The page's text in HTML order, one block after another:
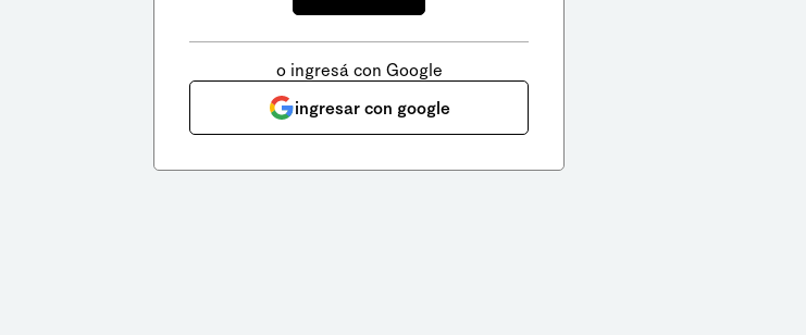
o ingresá con Google
ingresar con google